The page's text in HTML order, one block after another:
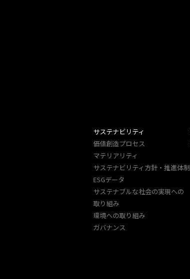
サステナビリティ
価値創造プロセス
マテリアリティ
サステナビリティ方針・推進体制
ESGデータ
サステナブルな社会の実現への
取り組み
環境への取り組み
ガバナンス